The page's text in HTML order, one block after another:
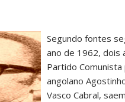
Segundo fontes
ano de 1962, dois
Partido
angolano
Vasco Cabral,